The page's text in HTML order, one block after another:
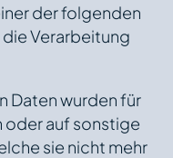
der folgenden
Verarbeitung
Daten wurden für
auf sonstige
sie nicht mehr